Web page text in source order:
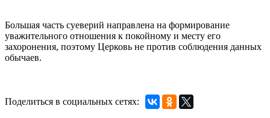
Большая часть суеверий направлена на формирование
уважительного отношения к покойному и месту его
захоронения, поэтому Церковь не против соблюдения данных
обычаев.
Поделиться в социальных сетях: